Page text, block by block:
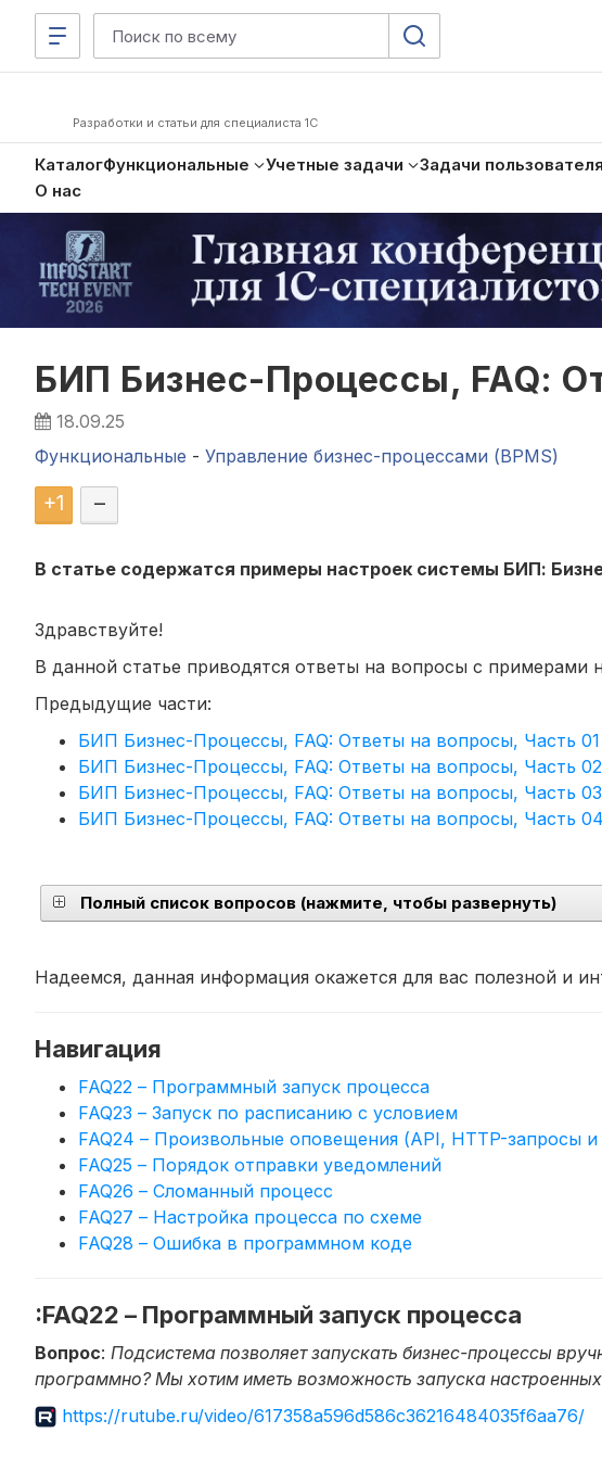
Разработки и статьи для специалиста 1С
КаталогФункциональные Учетные задачи Задачи пользователя
О нас
БИП Бизнес-Процессы, FAQ:
18.09.25
Функциональные - Управление бизнес-процессами (BPMS)
+1 –
В статье содержатся примеры настроек системы БИП:
Здравствуйте!
В данной статье приводятся ответы на вопросы с примерами
Предыдущие части:
БИП Бизнес-Процессы, FAQ: Ответы на вопросы, Часть 01
БИП Бизнес-Процессы, FAQ: Ответы на вопросы, Часть 02
БИП Бизнес-Процессы, FAQ: Ответы на вопросы, Часть 03
БИП Бизнес-Процессы, FAQ: Ответы на вопросы, Часть 04
Полный список вопросов (нажмите, чтобы развернуть)
Надеемся, данная информация окажется для вас полезной и
Навигация
FAQ22 – Программный запуск процесса
FAQ23 – Запуск по расписанию с условием
FAQ24 – Произвольные оповещения (API, HTTP-запросы и
FAQ25 – Порядок отправки уведомлений
FAQ26 – Сломанный процесс
FAQ27 – Настройка процесса по схеме
FAQ28 – Ошибка в программном коде
:FAQ22 – Программный запуск процесса
Вопрос: Подсистема позволяет запускать бизнес-процессы
программно? Мы хотим иметь возможность запуска
https://rutube.ru/video/617358a596d586c36216484035f6aa76/